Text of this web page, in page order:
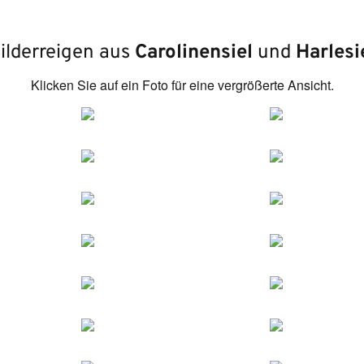
aus Carolinensiel und
Klicken Sie auf ein Foto für eine vergrößerte Ansicht.